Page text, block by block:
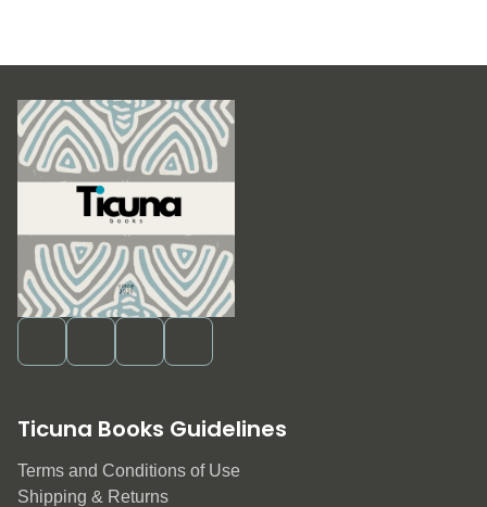
Ticuna Books Guidelines
Terms and Conditions of Use
Shipping & Returns